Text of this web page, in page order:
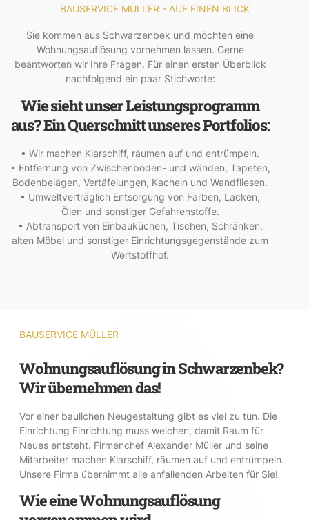
BAUSERVICE MÜLLER - AUF EINEN BLICK
Sie kommen aus Schwarzenbek und möchten eine
Wohnungsauflösung vornehmen lassen. Gerne
beantworten wir Ihre Fragen. Für einen ersten Überblick
nachfolgend ein paar Stichworte:
Wie sieht unser Leistungsprogramm
aus? Ein Querschnitt unseres Portfolios:
• Wir machen Klarschiff, räumen auf und entrümpeln.
• Entfernung von Zwischenböden- und wänden, Tapeten,
Bodenbelägen, Vertäfelungen, Kacheln und Wandfliesen.
• Umweltverträglich Entsorgung von Farben, Lacken,
Ölen und sonstiger Gefahrenstoffe.
• Abtransport von Einbauküchen, Tischen, Schränken,
alten Möbel und sonstiger Einrichtungsgegenstände zum
Wertstoffhof.
BAUSERVICE MÜLLER
Wohnungsauflösung in Schwarzenbek?
Wir übernehmen das!
Vor einer baulichen Neugestaltung gibt es viel zu tun. Die
Einrichtung Einrichtung muss weichen, damit Raum für
Neues entsteht. Firmenchef Alexander Müller und seine
Mitarbeiter machen Klarschiff, räumen auf und entrümpeln.
Unsere Firma übernimmt alle anfallenden Arbeiten für Sie!
Wie eine Wohnungsauflösung